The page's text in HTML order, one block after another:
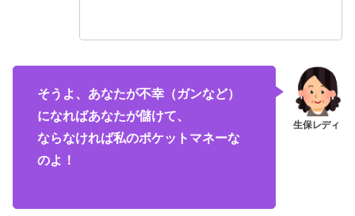
そうよ、あなたが不幸（ガンなど）
になればあなたが儲けて、
ならなければ私のポケットマネーな
のよ！